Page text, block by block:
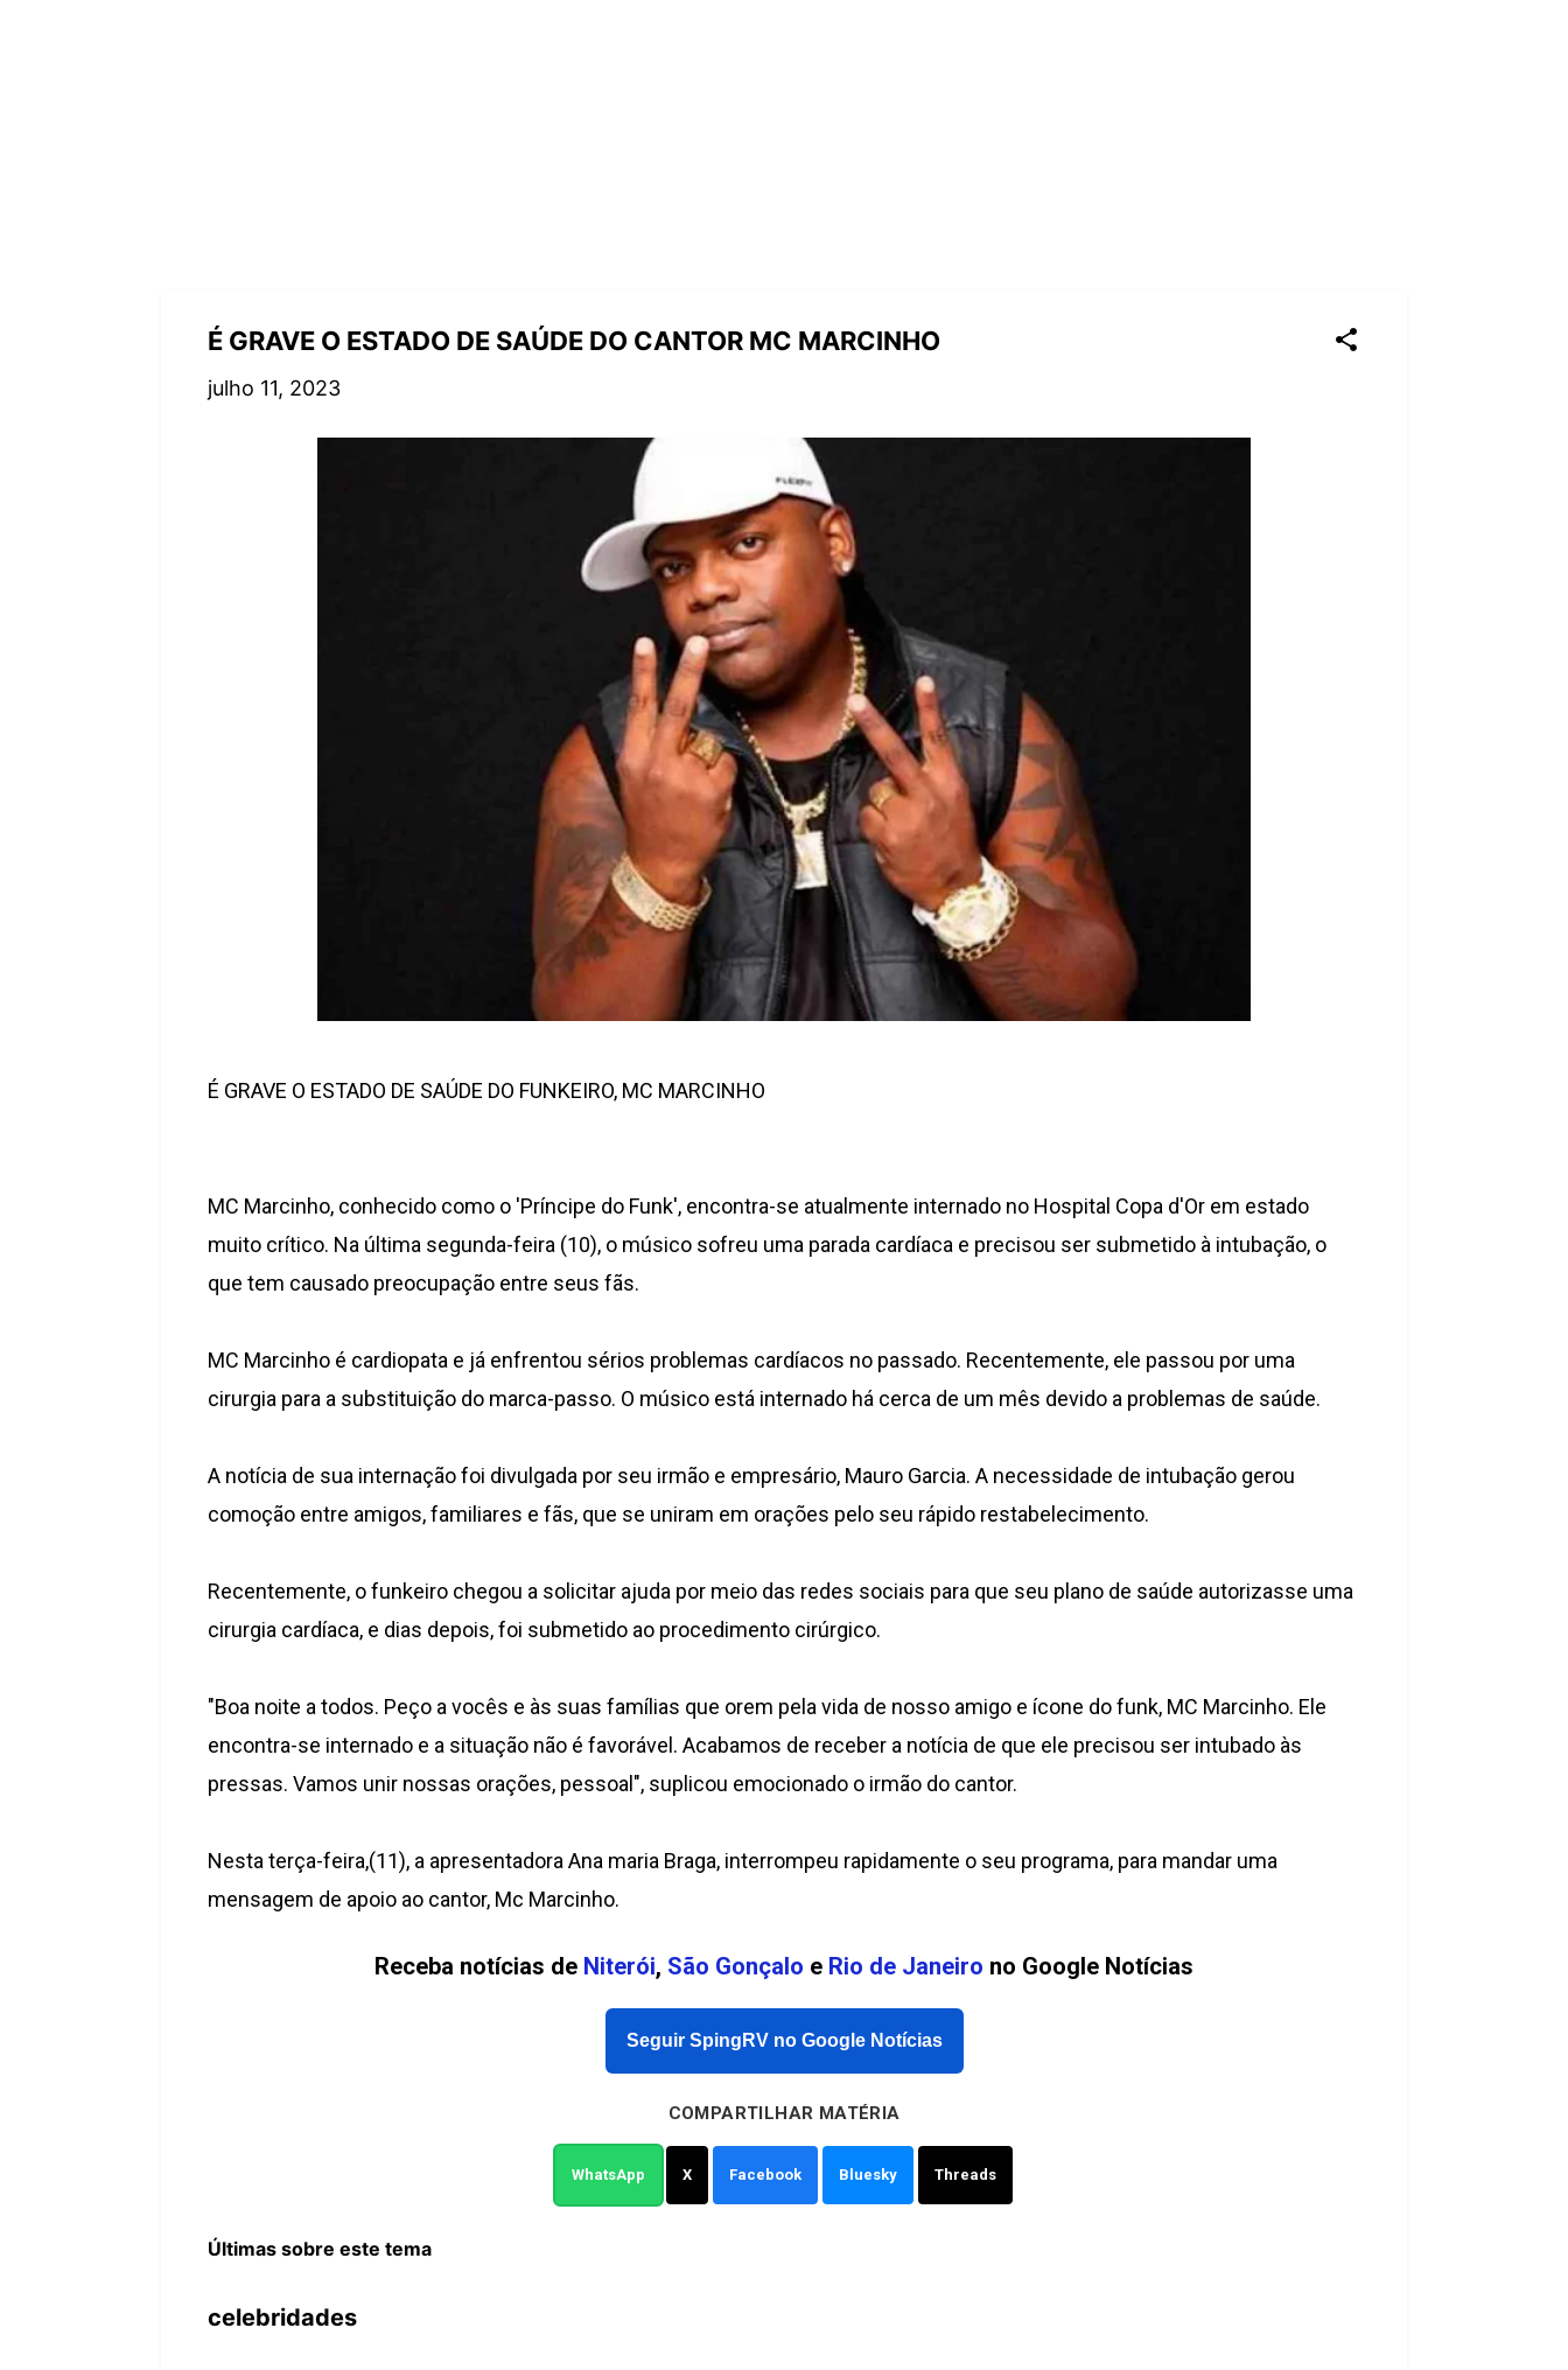
É GRAVE O ESTADO DE SAÚDE DO CANTOR MC MARCINHO
julho 11, 2023
É GRAVE O ESTADO DE SAÚDE DO FUNKEIRO, MC MARCINHO
MC Marcinho, conhecido como o 'Príncipe do Funk', encontra-se atualmente internado no Hospital Copa d'Or em estado
muito crítico. Na última segunda-feira (10), o músico sofreu uma parada cardíaca e precisou ser submetido à intubação, o
que tem causado preocupação entre seus fãs.
MC Marcinho é cardiopata e já enfrentou sérios problemas cardíacos no passado. Recentemente, ele passou por uma
cirurgia para a substituição do marca-passo. O músico está internado há cerca de um mês devido a problemas de saúde.
A notícia de sua internação foi divulgada por seu irmão e empresário, Mauro Garcia. A necessidade de intubação gerou
comoção entre amigos, familiares e fãs, que se uniram em orações pelo seu rápido restabelecimento.
Recentemente, o funkeiro chegou a solicitar ajuda por meio das redes sociais para que seu plano de saúde autorizasse uma
cirurgia cardíaca, e dias depois, foi submetido ao procedimento cirúrgico.
"Boa noite a todos. Peço a vocês e às suas famílias que orem pela vida de nosso amigo e ícone do funk, MC Marcinho. Ele
encontra-se internado e a situação não é favorável. Acabamos de receber a notícia de que ele precisou ser intubado às
pressas. Vamos unir nossas orações, pessoal", suplicou emocionado o irmão do cantor.
Nesta terça-feira,(11), a apresentadora Ana maria Braga, interrompeu rapidamente o seu programa, para mandar uma
mensagem de apoio ao cantor, Mc Marcinho.
Receba notícias de Niterói, São Gonçalo e Rio de Janeiro no Google Notícias
Seguir SpingRV no Google Notícias
COMPARTILHAR MATÉRIA
WhatsApp X Facebook Bluesky Threads
Últimas sobre este tema
celebridades